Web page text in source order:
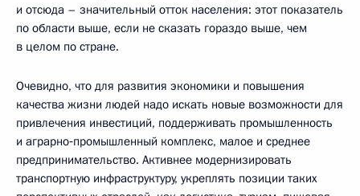
и отсюда – значительный отток населения: этот показатель
по области выше, если не сказать гораздо выше, чем
в целом по стране.
Очевидно, что для развития экономики и повышения
качества жизни людей надо искать новые возможности для
привлечения инвестиций, поддерживать промышленность
и аграрно‑промышленный комплекс, малое и среднее
предпринимательство. Активнее модернизировать
транспортную инфраструктуру, укреплять позиции таких